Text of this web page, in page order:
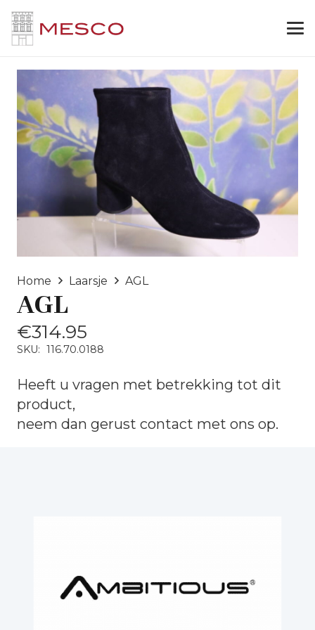
Home Laarsje AGL
AGL
€314.95
SKU: 116.70.0188
Heeft u vragen met betrekking tot dit
product,
neem dan gerust contact met ons op.